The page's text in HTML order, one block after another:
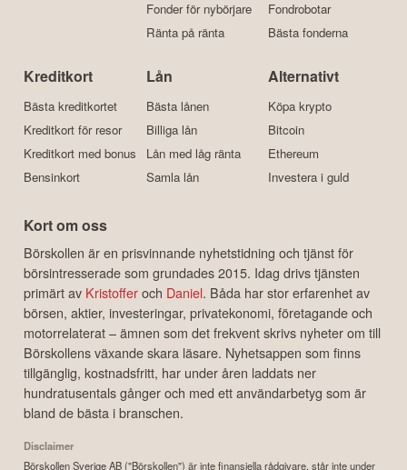
Fonder för nybörjare
Ränta på ränta
Fondrobotar
Bästa fonderna
Kreditkort
Bästa kreditkortet
Kreditkort för resor
Kreditkort med bonus
Bensinkort
Lån
Bästa lånen
Billiga lån
Lån med låg ränta
Samla lån
Alternativt
Köpa krypto
Bitcoin
Ethereum
Investera i guld
Kort om oss
Börskollen är en prisvinnande nyhetstidning och tjänst för
börsintresserade som grundades 2015. Idag drivs tjänsten
primärt av Kristofferoch Daniel. Båda har stor erfarenhet av
börsen, aktier, investeringar, privatekonomi, företagande och
motorrelaterat – ämnen som det frekvent skrivs nyheter om till
Börskollens växande skara läsare. Nyhetsappen som finns
tillgänglig, kostnadsfritt, har under åren laddats ner
hundratusentals gånger och med ett användarbetyg som är
bland de bästa i branschen.
Disclaimer
Börskollen Sverige AB ("Börskollen") är inte finansiella rådgivare, står inte under